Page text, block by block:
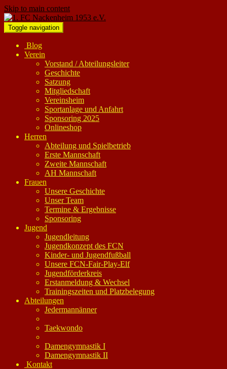
Skip to main content
Toggle navigation
Blog
Verein
Vorstand / Abteilungsleiter
Geschichte
Satzung
Mitgliedschaft
Vereinsheim
Sportanlage und Anfahrt
Sponsoring 2025
Onlineshop
Herren
Abteilung und Spielbetrieb
Erste Mannschaft
Zweite Mannschaft
AH Mannschaft
Frauen
Unsere Geschichte
Unser Team
Termine & Ergebnisse
Sponsoring
Jugend
Jugendleitung
Jugendkonzept des FCN
Kinder- und Jugendfußball
Unsere FCN-Fair-Play-Elf
Jugendförderkreis
Erstanmeldung & Wechsel
Trainingszeiten und Platzbelegung
Abteilungen
Jedermannänner
Taekwondo
Damengymnastik I
Damengymnastik II
Kontakt